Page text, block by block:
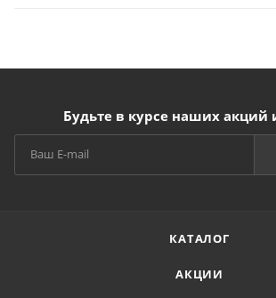
Будьте в курсе наших акций
КАТАЛОГ
АКЦИИ